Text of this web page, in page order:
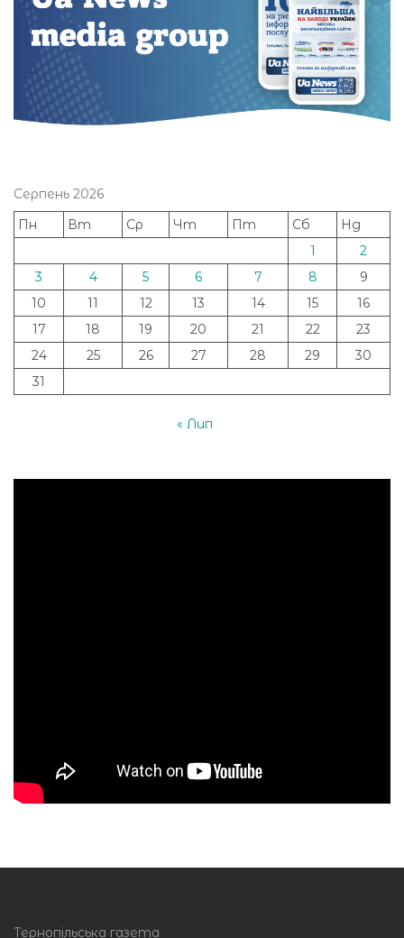
Серпень 2026
Пн
Вт Ср Чт Пт Сб
Нд
1
2
3
4 5 6 7 8
9
10
11 12 13 14 15
16
17
18 19 20 21 22
23
24
25 26 27 28 29
30
31
« Лип
Тернопільська газета